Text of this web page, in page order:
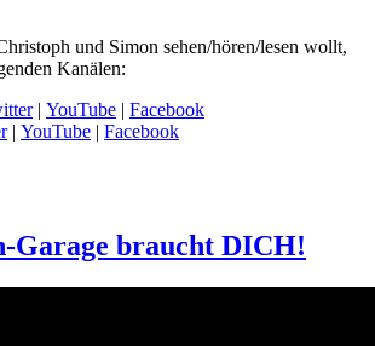
und Simon sehen/hören/lesen wollt,
Kanälen:
| YouTube | Facebook
| YouTube | Facebook
Garage braucht DICH!